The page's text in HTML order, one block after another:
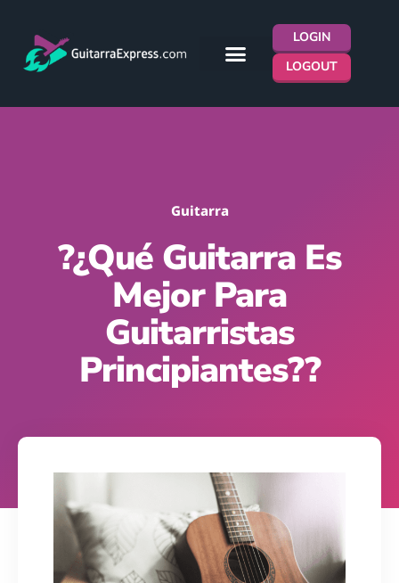
LOGIN
LOGOUT
Guitarra
?¿Qué Guitarra Es
Mejor Para
Guitarristas
Principiantes??